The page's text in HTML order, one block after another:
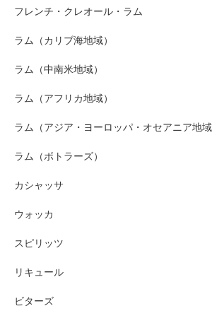
フレンチ・クレオール・ラム
ラム（カリブ海地域）
ラム（中南米地域）
ラム（アフリカ地域）
ラム（アジア・ヨーロッパ・オセアニア地域
ラム（ボトラーズ）
カシャッサ
ウォッカ
スピリッツ
リキュール
ビターズ